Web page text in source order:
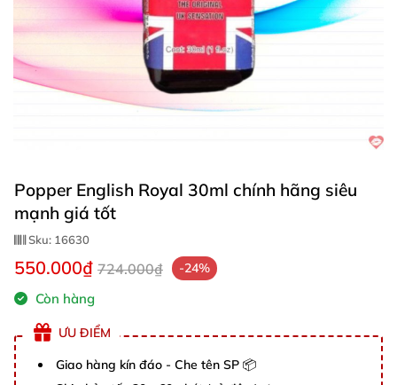
Popper English Royal 30ml chính hãng siêu
mạnh giá tốt
Sku: 16630
550.000₫ 724.000₫ -24%
Còn hàng
ƯU ĐIỂM
Giao hàng kín đáo - Che tên SP 📦